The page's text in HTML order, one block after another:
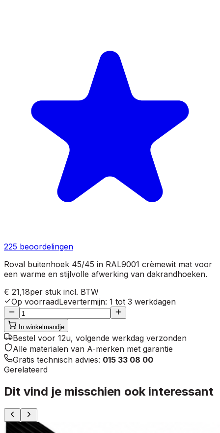
225 beoordelingen
Roval buitenhoek 45/45 in RAL9001 crèmewit mat voor
een warme en stijlvolle afwerking van dakrandhoeken.
€ 21,18per stuk incl. BTW
Op voorraadLevertermijn: 1 tot 3 werkdagen
In winkelmandje
Bestel voor 12u, volgende werkdag verzonden
Alle materialen van A-merken met garantie
Gratis technisch advies: 015 33 08 00
Gerelateerd
Dit vind je misschien ook interessant